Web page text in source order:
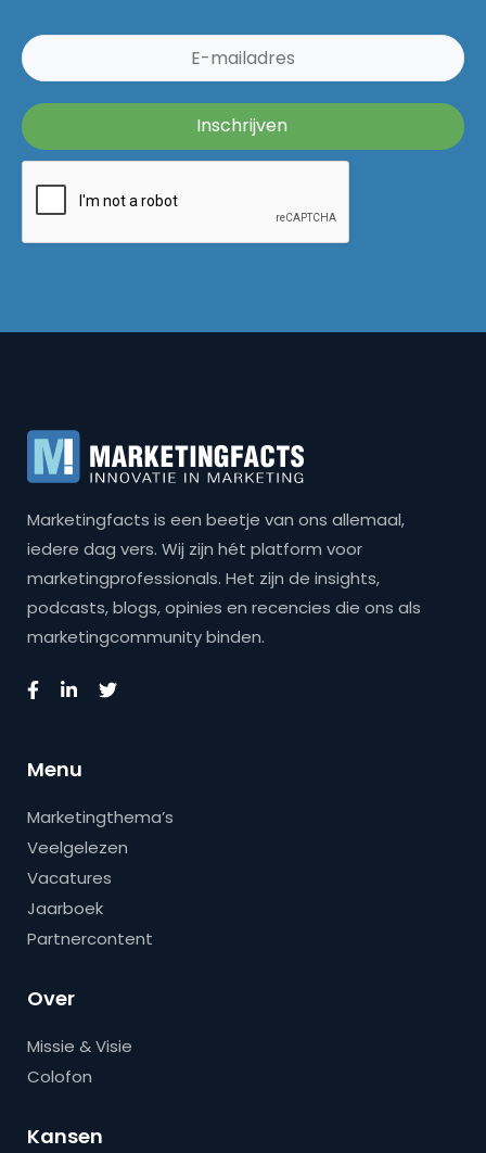
Marketingfacts is een beetje van ons allemaal,
iedere dag vers. Wij zijn hét platform voor
marketingprofessionals. Het zijn de insights,
podcasts, blogs, opinies en recencies die ons als
marketingcommunity binden.
Menu
Marketingthema’s
Veelgelezen
Vacatures
Jaarboek
Partnercontent
Over
Missie & Visie
Colofon
Kansen